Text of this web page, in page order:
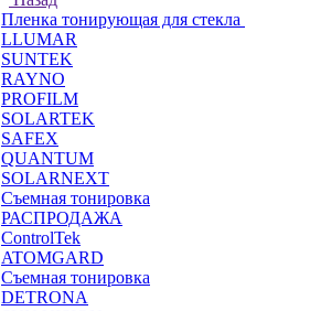
Пленка тонирующая для стекла
LLUMAR
SUNTEK
RAYNO
PROFILM
SOLARTEK
SAFEX
QUANTUM
SOLARNEXT
Съемная тонировка
РАСПРОДАЖА
ControlTek
ATOMGARD
Съемная тонировка
DETRONA